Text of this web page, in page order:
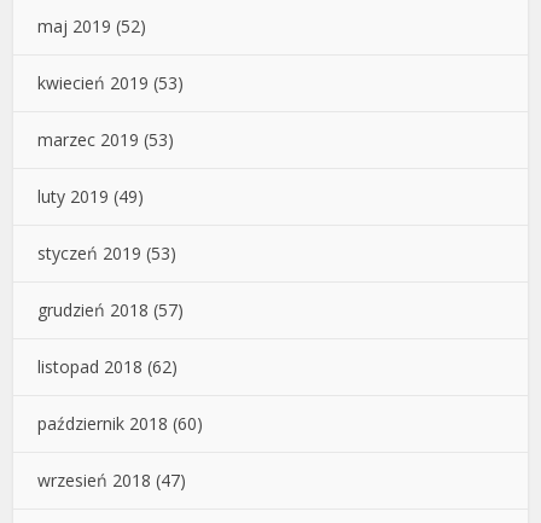
maj 2019 (52)
kwiecień 2019 (53)
marzec 2019 (53)
luty 2019 (49)
styczeń 2019 (53)
grudzień 2018 (57)
listopad 2018 (62)
październik 2018 (60)
wrzesień 2018 (47)